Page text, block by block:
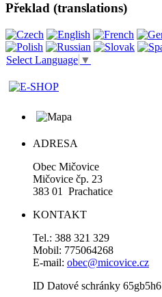
Překlad (translations)
Select Language ▼
ADRESA
Obec Mičovice
Mičovice čp. 23
383 01 Prachatice
KONTAKT
Tel.: 388 321 329
Mobil: 775064268
E-mail: obec@micovice.cz
ID Datové schránky 65gb5h6